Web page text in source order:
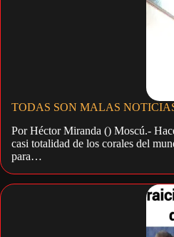
TODAS SON MALAS
Por Héctor Miranda () Moscú.-
casi totalidad de los corales del
para…